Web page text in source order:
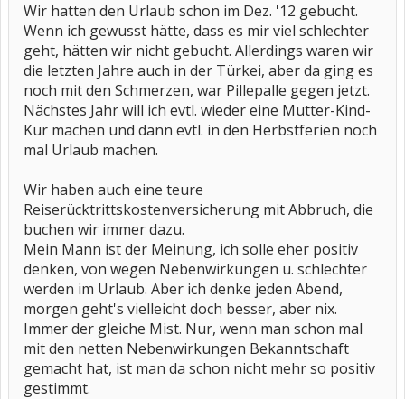
Wir hatten den Urlaub schon im Dez. '12 gebucht.
Wenn ich gewusst hätte, dass es mir viel schlechter
geht, hätten wir nicht gebucht. Allerdings waren wir
die letzten Jahre auch in der Türkei, aber da ging es
noch mit den Schmerzen, war Pillepalle gegen jetzt.
Nächstes Jahr will ich evtl. wieder eine Mutter-Kind-
Kur machen und dann evtl. in den Herbstferien noch
mal Urlaub machen.
Wir haben auch eine teure
Reiserücktrittskostenversicherung mit Abbruch, die
buchen wir immer dazu.
Mein Mann ist der Meinung, ich solle eher positiv
denken, von wegen Nebenwirkungen u. schlechter
werden im Urlaub. Aber ich denke jeden Abend,
morgen geht's vielleicht doch besser, aber nix.
Immer der gleiche Mist. Nur, wenn man schon mal
mit den netten Nebenwirkungen Bekanntschaft
gemacht hat, ist man da schon nicht mehr so positiv
gestimmt.